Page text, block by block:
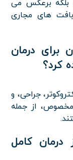
بلکه برعکس می
های مجاری
درمان
کرد؟
جراحی، و
از جمله
کامل